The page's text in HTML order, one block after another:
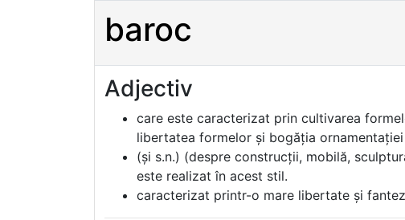
baroc
Adjectiv
care este caracterizat prin cultivarea
libertatea formelor și bogăția
(și s.n.) (despre construcții, mobilă,
este realizat în acest stil.
caracterizat printr-o mare libertate și